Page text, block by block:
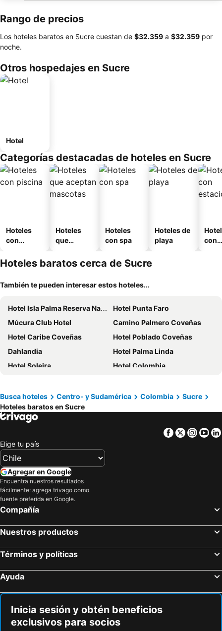
Rango de precios
Los hoteles baratos en Sucre cuestan de ‎$32.359 a ‎$32.359 por
noche.
Otros hospedajes en Sucre
Hotel
Categorías destacadas de hoteles en Sucre
Hoteles
con
Hoteles
que
mascotas
Hoteles
con spa
Hoteles de
playa
con
Hoteles baratos cerca de Sucre
También te pueden interesar estos hoteles...
Hotel Isla Palma Reserva Natural
Hotel Punta Faro
Múcura Club Hotel
Camino Palmero Coveñas
Hotel Caribe Coveñas
Hotel Poblado Coveñas
Dahlandia
Hotel Palma Linda
Hotel Soleira
Hotel Colombia
Hotel isla bonita
Thani Ecobeach Barú
Hotel Playa Divina
Marbelo Coveñas by Bernalo Hotels
Kevin's Tolú by Bernalo Hotels
ACASI Rustic Beach
Cabaña Sol y Mar 2
JERUSALEMA BEACH GLAMPING
Busca hoteles Centro- y Sudamérica Colombia
Sucre
Hoteles baratos en Sucre
Facebook
Twitter
Elige tu país
Agregar en Google
Encuentra nuestros resultados
fácilmente: agrega trivago como
fuente preferida en Google.
Compañía
Nuestros productos
Términos y políticas
Ayuda
Inicia sesión y obtén beneficios
exclusivos para socios